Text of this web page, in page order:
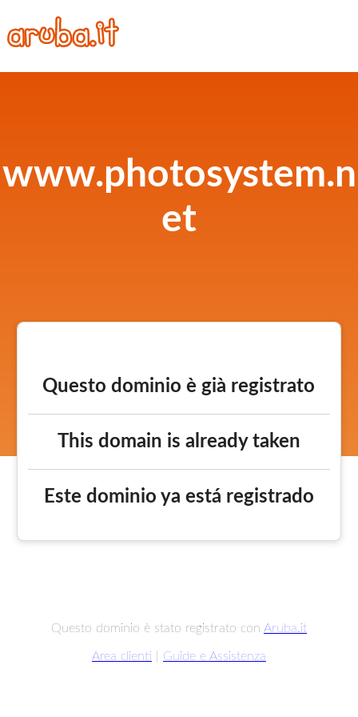
www.photosystem.n
et
Questo dominio è già registrato
This domain is already taken
Este dominio ya está registrado
Questo dominio è stato registrato con Aruba.it
Area clienti Guide e Assistenza